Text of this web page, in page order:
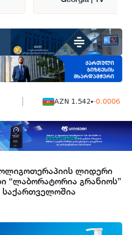
AZN 1.542 -0.0006
ლიდერი
“ლაბორატორია გრანიოს”
საქართველოშია